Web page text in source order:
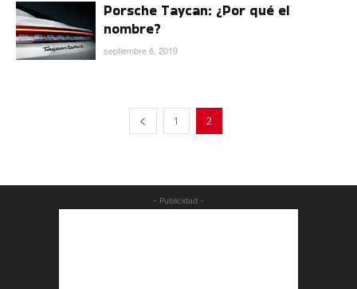
Porsche Taycan: ¿Por qué el
nombre?
septiembre 6, 2019
1 2
- Publicidad -